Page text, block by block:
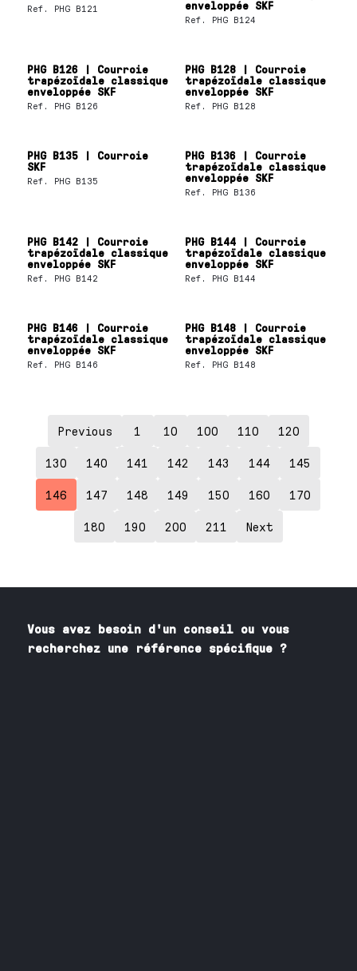
Ref. PHG B121
enveloppée SKF
Ref. PHG B124
PHG B126 | Courroie
trapézoïdale classique
enveloppée SKF
Ref. PHG B126
PHG B128 | Courroie
trapézoïdale classique
enveloppée SKF
Ref. PHG B128
PHG B135 | Courroie
SKF
Ref. PHG B135
PHG B136 | Courroie
trapézoïdale classique
enveloppée SKF
Ref. PHG B136
PHG B142 | Courroie
trapézoïdale classique
enveloppée SKF
Ref. PHG B142
PHG B144 | Courroie
trapézoïdale classique
enveloppée SKF
Ref. PHG B144
PHG B146 | Courroie
trapézoïdale classique
enveloppée SKF
Ref. PHG B146
PHG B148 | Courroie
trapézoïdale classique
enveloppée SKF
Ref. PHG B148
Previous 1 10 100 110 120
130 140 141 142 143 144 145
146 147 148 149 150 160 170
180 190 200 211 Next
Vous avez besoin d'un conseil ou vous
recherchez une référence spécifique ?